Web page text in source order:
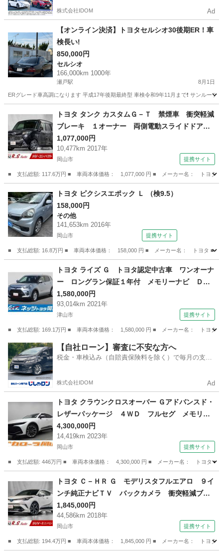
株式会社IDOM Ad
【オンライン決済】トヨタセルシオ30後期ER！車
検長い!
850,000円
セルシオ
166,000km 1000年
瀬戸駅 8月1日
ERグレード車高調になります 平成17年後期最終型 車検令和9年11月まで❗️ サンルー
瀬戸駅 セルシオ 後期
トヨタ タンク カスタムＧ－Ｔ 禁煙車 衝突軽減
ブレーキ １オーナー 両側電動スライドドア
９型ナビＴＶ 全方位カメラ ＥＴＣ ターボ付
き クルコン アイドリングストップ ＣＤ／Ｄ
ＶＤ Ｂｌｕｅｔｏｏｔｈ接続 フルセグ スマ
ートキー （検10.2）
1,077,000円
10,477km 2017年
岡山市 提携サイト
■ 支払総額: 117.6万円 ■ 車両本体価格： 1,077,000 円 ■ メーカー名： トヨ
トヨタ
トヨタ ピクシスエポック Ｌ （検9.5）
158,000円
その他
141,653km 2016年
岡山市 提携サイト
■ 支払総額: 16.8万円 ■ 車両本体価格： 158,000 円 ■ メーカー名： トヨタ
その他
トヨタ ライズ Ｇ トヨタ認定中古車 ワンオーナ
ー ロングラン保証１年付 メモリーナビ ＤＶ
Ｄ再生 バックカメラ ブラインドスポットモニ
ター 衝突被害軽減システム ドラレコ ＬＥＤ
ヘッドランプ アイドリングストップ （車検整備
付）
1,580,000円
93,014km 2021年
津山市 提携サイト
■ 支払総額: 169.1万円 ■ 車両本体価格： 1,580,000 円 ■ メーカー名： トヨ
岡山 津山市 トヨタ
【自社ローン】審査に不安な方へ
税金・車検込み（自賠責保険料を除く）で毎月の支払
株式会社IDOM Ad
トヨタ クラウンクロスオーバー Ｇアドバンスド・
レザーパッケージ ４ＷＤ フルセグ メモリー
ナビ ミュージックプレイヤー接続可 バックカ
メラ 衝突被害軽減システム ＥＴＣ ドラレ
コ ＬＥＤヘッドランプ ワンオーナー （車検整
備付）
4,300,000円
14,419km 2023年
岡山市 提携サイト
■ 支払総額: 446万円 ■ 車両本体価格： 4,300,000 円 ■ メーカー名： トヨタ ■
トヨタ
トヨタ Ｃ－ＨＲ Ｇ モデリスタフルエアロ ９イ
ンチ純正ナビＴＶ バックカメラ 衝突軽減ブレ
ーキ ＥＴＣ レーダークルーズ ハーフ茶革
フルセグ ＣＤ／ＤＶＤ Ｂｌｕｅｔｏｏｔｈ接
続 シーケンシャルウィンカー １８ＡＷ Ｕ
（検9.1）
1,845,000円
44,586km 2018年
岡山市 提携サイト
■ 支払総額: 194.4万円 ■ 車両本体価格： 1,845,000 円 ■ メーカー名： トヨタ